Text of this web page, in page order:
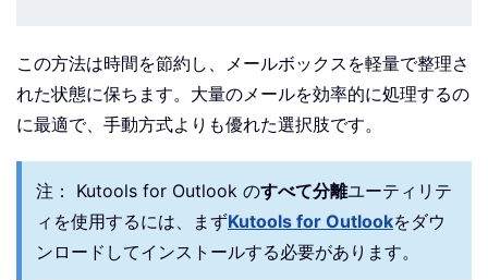
この方法は時間を節約し、メールボックスを軽量で整理さ
れた状態に保ちます。大量のメールを効率的に処理するの
に最適で、手動方式よりも優れた選択肢です。
注： Kutools for Outlook のすべて分離ユーティリテ
ィを使用するには、まずKutools for Outlookをダウ
ンロードしてインストールする必要があります。